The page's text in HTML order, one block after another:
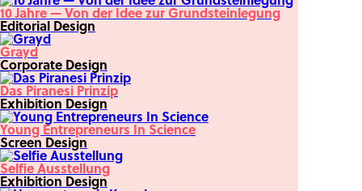
10 Jahre — Von der Idee zur Grundsteinlegung
Editorial Design
Grayd
Corporate Design
Das Piranesi Prinzip
Exhibition Design
Young Entrepreneurs In Science
Screen Design
Selfie Ausstellung
Exhibition Design